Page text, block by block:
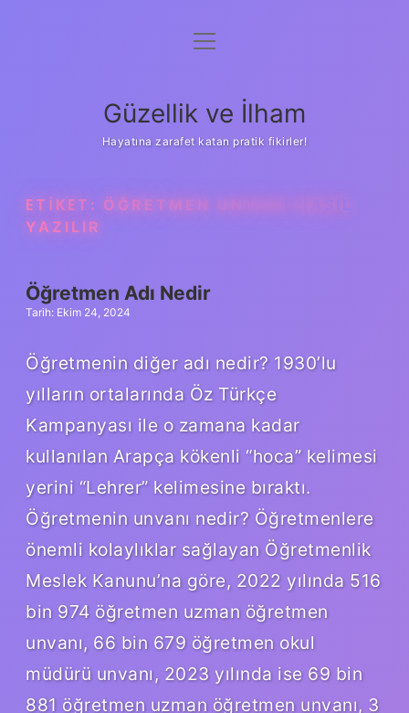
Anasayfa
Yasal Uyarı
menüyü
Güzellik ve İlham
Hayatına zarafet katan pratik fikirler!
ETIKET: ÖĞRETMEN UNVANI NASIL
YAZILIR
Öğretmen Adı Nedir
Tarih: Ekim 24, 2024
Öğretmenin diğer adı nedir? 1930’lu
yılların ortalarında Öz Türkçe
Kampanyası ile o zamana kadar
kullanılan Arapça kökenli “hoca” kelimesi
yerini “Lehrer” kelimesine bıraktı.
Öğretmenin unvanı nedir? Öğretmenlere
önemli kolaylıklar sağlayan Öğretmenlik
Meslek Kanunu’na göre, 2022 yılında 516
bin 974 öğretmen uzman öğretmen
unvanı, 66 bin 679 öğretmen okul
müdürü unvanı, 2023 yılında ise 69 bin
881 öğretmen uzman öğretmen unvanı, 3